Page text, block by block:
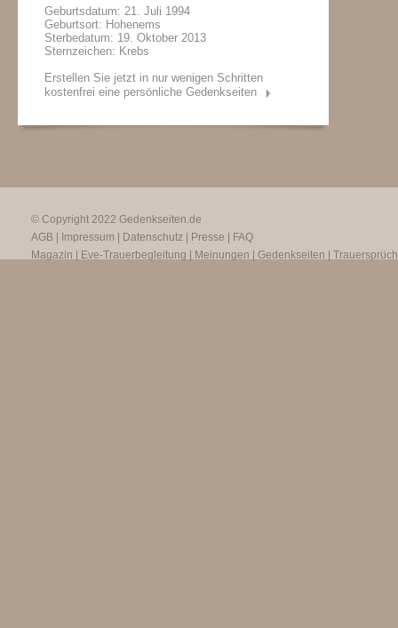
Geburtsdatum: 21. Juli 1994
Geburtsort: Hohenems
Sterbedatum: 19. Oktober 2013
Sternzeichen: Krebs
Erstellen Sie jetzt in nur wenigen Schritten
kostenfrei eine persönliche Gedenkseiten
© Copyright 2022 Gedenkseiten.de
AGB
Impressum Datenschutz Presse
FAQ
Magazin
Eve-Trauerbegleitung Meinungen Gedenkseiten